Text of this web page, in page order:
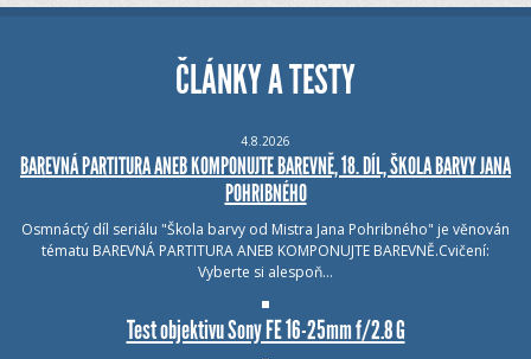
ČLÁNKY A TESTY
4.8.2026
BAREVNÁ PARTITURA ANEB KOMPONUJTE BAREVNĚ, 18. DÍL, ŠKOLA BARVY JANA
POHRIBNÉHO
Osmnáctý díl seriálu "Škola barvy od Mistra Jana Pohribného" je věnován
tématu BAREVNÁ PARTITURA ANEB KOMPONUJTE BAREVNĚ.Cvičení:
Vyberte si alespoň…
Test objektivu Sony FE 16-25mm f/2.8 G